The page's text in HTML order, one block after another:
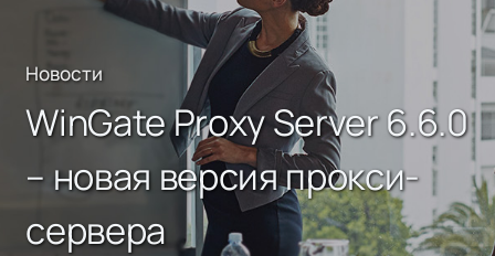
Новости
WinGate Proxy Server 6.6.0
– новая версия прокси-
сервера